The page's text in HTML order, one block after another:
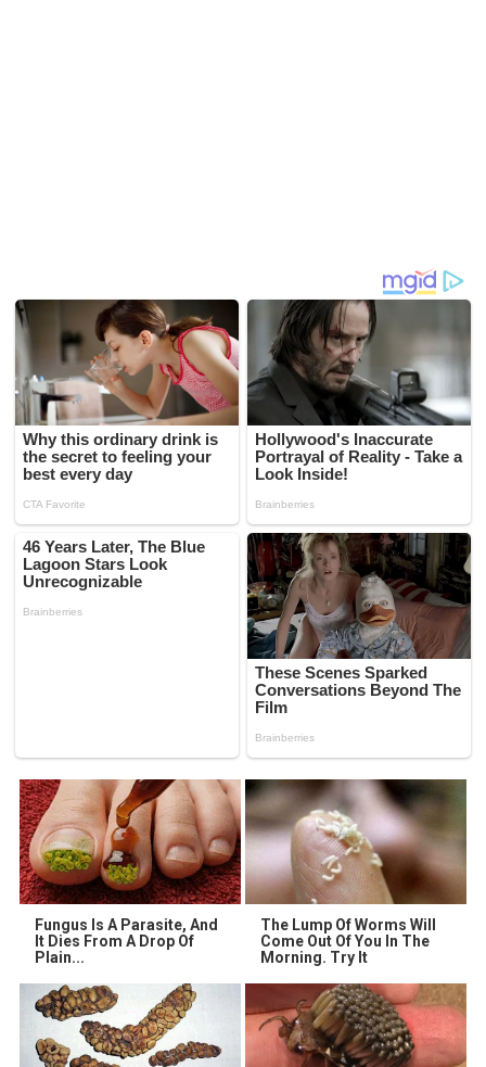
Fungus Is A Parasite, And
It Dies From A Drop Of
Plain...
The Lump Of Worms Will
Come Out Of You In The
Morning. Try It